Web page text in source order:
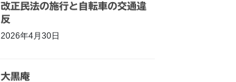
改正民法の施行と自転車の交通違
反
2026年4月30日
大黒庵